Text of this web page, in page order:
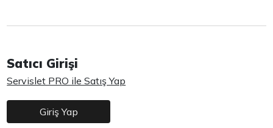
Satıcı Girişi
Servislet PRO ile Satış Yap
Giriş Yap